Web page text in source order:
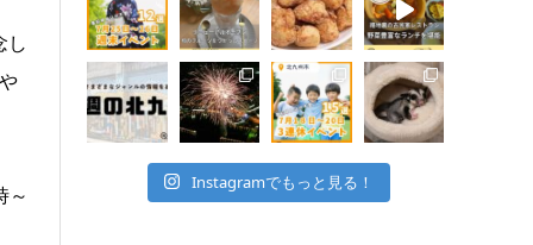
し
～
Instagramでもっと見る！